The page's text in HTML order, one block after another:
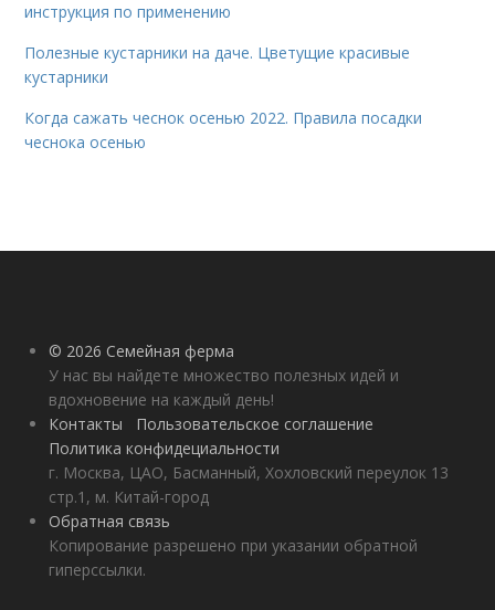
инструкция по применению
Полезные кустарники на даче. Цветущие красивые
кустарники
Когда сажать чеснок осенью 2022. Правила посадки
чеснока осенью
© 2026 Семейная ферма
У нас вы найдете множество полезных идей и
вдохновение на каждый день!
Контакты
Пользовательское соглашение
Политика конфидециальности
г. Москва, ЦАО, Басманный, Хохловский переулок 13
стр.1, м. Китай-город
Обратная связь
Копирование разрешено при указании обратной
гиперссылки.